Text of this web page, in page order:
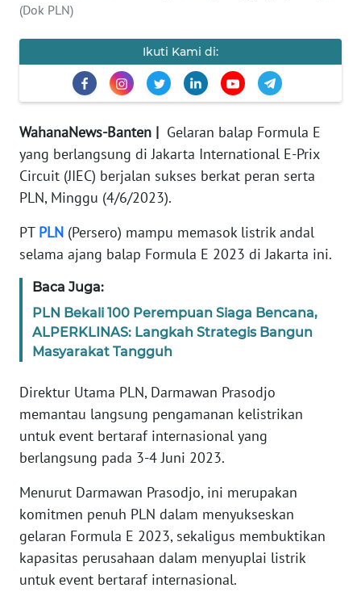
(Dok PLN)
Ikuti Kami di:
WahanaNews-Banten | Gelaran balap Formula E
yang berlangsung di Jakarta International E-Prix
Circuit (JIEC) berjalan sukses berkat peran serta
PLN, Minggu (4/6/2023).
PT PLN (Persero) mampu memasok listrik andal
selama ajang balap Formula E 2023 di Jakarta ini.
Baca Juga:
PLN Bekali 100 Perempuan Siaga Bencana,
ALPERKLINAS: Langkah Strategis Bangun
Masyarakat Tangguh
Direktur Utama PLN, Darmawan Prasodjo
memantau langsung pengamanan kelistrikan
untuk event bertaraf internasional yang
berlangsung pada 3-4 Juni 2023.
Menurut Darmawan Prasodjo, ini merupakan
komitmen penuh PLN dalam menyukseskan
gelaran Formula E 2023, sekaligus membuktikan
kapasitas perusahaan dalam menyuplai listrik
untuk event bertaraf internasional.
PEDOMAN
MEDIA
SIBER
REDAKSI
DISCLAIMER
Wahana
Regional
SUMUT
WN
JAKARTA
WN
BANTEN